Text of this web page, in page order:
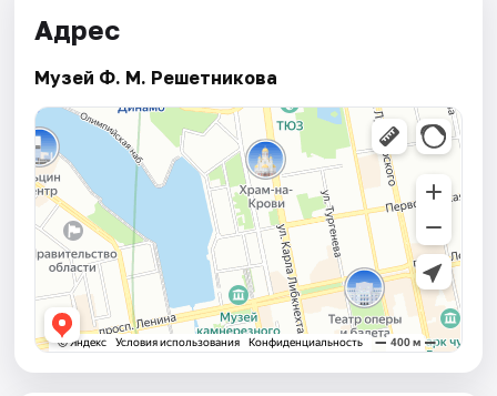
Адрес
Музей Ф. М. Решетникова